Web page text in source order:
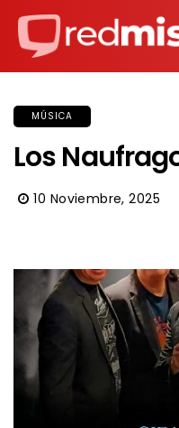
MÚSICA
Los
10 Noviembre, 2025